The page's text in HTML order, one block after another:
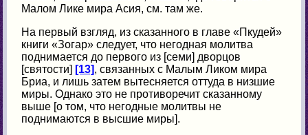
Малом Лике мира Асия, см. там же.
На первый взгляд, из сказанного в главе «Пкудей»
книги «Зогар» следует, что негодная молитва
поднимается до первого из [семи] дворцов
[святости] [13], связанных с Малым Ликом мира
Бриа, и лишь затем вытесняется оттуда в низшие
миры. Однако это не противоречит сказанному
выше [о том, что негодные молитвы не
поднимаются в высшие миры].